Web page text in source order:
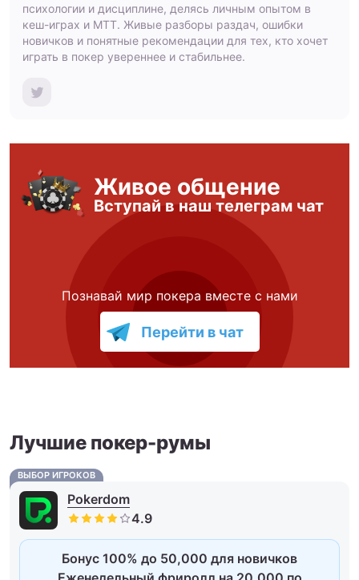
психологии и дисциплине, делясь личным опытом в
кеш-играх и МТТ. Живые разборы раздач, ошибки
новичков и понятные рекомендации для тех, кто хочет
играть в покер увереннее и стабильнее.
Живое общение
Вступай в наш телеграм чат
Познавай мир покера вместе с нами
Перейти в чат
Лучшие покер-румы
ВЫБОР ИГРОКОВ
Pokerdom
Бонус 100% до 50,000 для новичков